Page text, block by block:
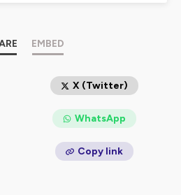
d'informations.
EMBED
X (Twitter)
WhatsApp
Copy link